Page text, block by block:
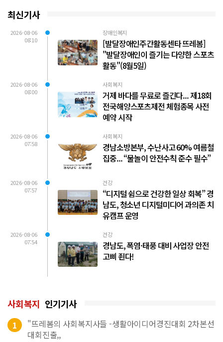
최신기사
2026-08-06
08:10
장애인복지
[발달장애인주간활동센타 뜨레봄]
"발달장애인이 즐기는 다양한 스포츠
활동"(8월5일)
2026-08-06
08:00
사회복지
거제 바다를 무료로 즐긴다... 제18회
전국해양스포츠제전 체험종목 사전
예약 시작
2026-08-06
07:58
사회복지
경남소방본부, 수난사고 60% 여름철
집중... “물놀이 안전수칙 준수 필수”
2026-08-06
07:57
건강
“디지털 쉼으로 건강한 일상 회복” 경
남도, 청소년 디지털미디어 과의존 치
유캠프 운영
2026-08-06
07:54
건강
경남도, 폭염·태풍 대비 사업장 안전
고삐 죈다!
사회복지 인기기사
1
"뜨레봄의 사회복지사들 -생활아이디어경진대회 2차본선
대회진출,,